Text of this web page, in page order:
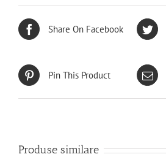
Share On Facebook
Pin This Product
Produse similare